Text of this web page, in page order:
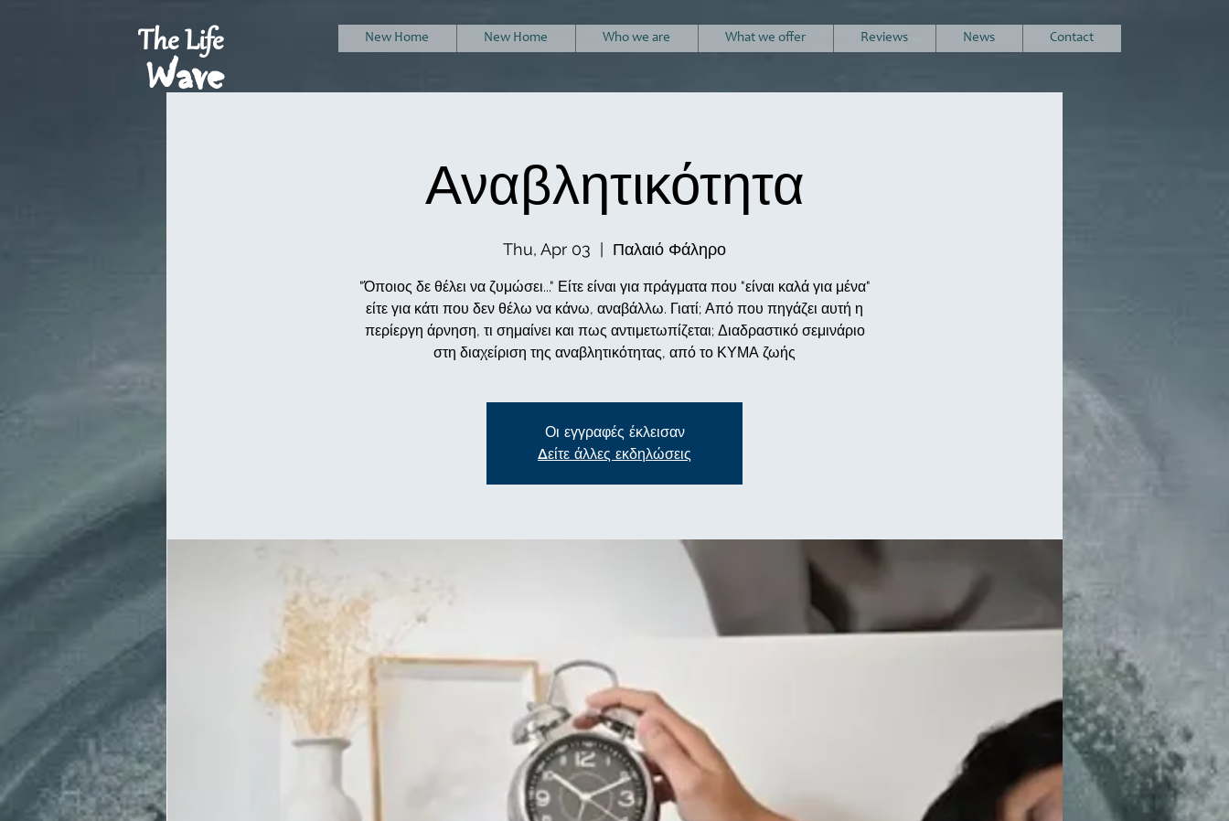
The Life
Wave
New Home New Home Who we are What we offer Reviews News Contact
Αναβλητικότητα
Thu, Apr 03 Παλαιό Φάληρο
"Όποιος δε θέλει να ζυμώσει..." Είτε είναι για πράγματα που "είναι καλά για μένα"
είτε για κάτι που δεν θέλω να κάνω, αναβάλλω. Γιατί; Από που πηγάζει αυτή η
περίεργη άρνηση, τι σημαίνει και πως αντιμετωπίζεται; Διαδραστικό σεμινάριο
στη διαχείριση της αναβλητικότητας, από το ΚΥΜΑ ζωής
Οι εγγραφές έκλεισαν
Δείτε άλλες εκδηλώσεις